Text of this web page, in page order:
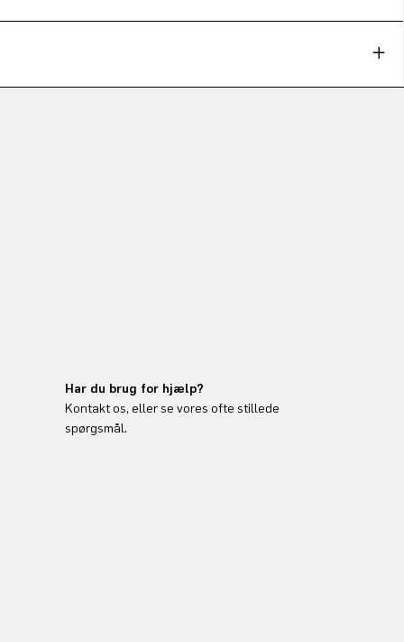
Har du brug for hjælp?
Kontakt os, eller se vores ofte stillede
spørgsmål.